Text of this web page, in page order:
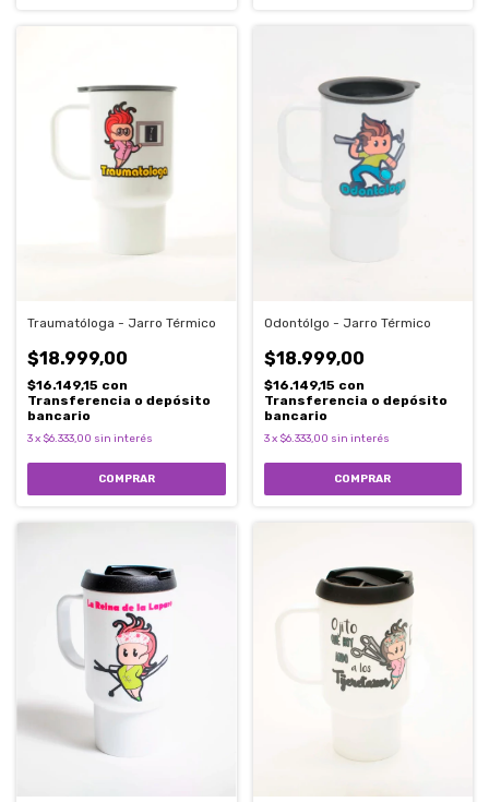
Traumatóloga - Jarro Térmico
$18.999,00
$16.149,15 con
Transferencia o depósito
bancario
3x $6.333,00 sin interés
Odontólgo - Jarro Térmico
$18.999,00
$16.149,15 con
Transferencia o depósito
bancario
3 x $6.333,00 sin interés